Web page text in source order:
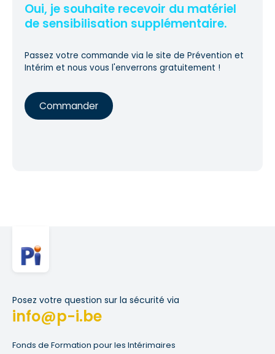
Oui, je souhaite recevoir du matériel
de sensibilisation supplémentaire.
Passez votre commande via le site de Prévention et
Intérim et nous vous l'enverrons gratuitement !
Commander
Posez votre question sur la sécurité via
info@p-i.be
Fonds de Formation pour les Intérimaires